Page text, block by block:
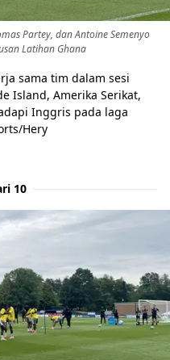
Partey, dan Antoine Semenyo
Latihan Ghana
sama tim dalam sesi
Island, Amerika Serikat,
Inggris pada laga
Hery
10